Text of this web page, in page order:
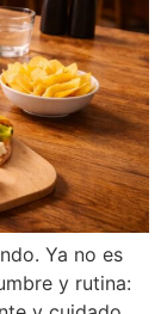
Ya no es
y rutina: